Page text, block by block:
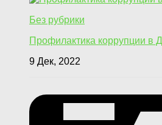
Без рубрики
Профилактика коррупции в
9 Дек, 2022